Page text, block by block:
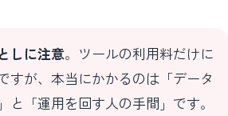
しに注意。ツールの利用料だけに
すが、本当にかかるのは「データ
と「運用を回す人の手間」です。